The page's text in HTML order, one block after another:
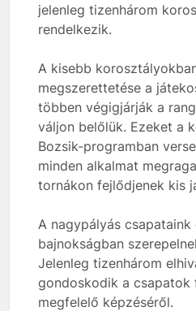
jelenleg tizenhárom
rendelkezik.
A kisebb
megszerettetése a
többen végigjárják a
váljon belőlük. Ezeket a
Bozsik-programban
minden alkalmat
tornákon fejlődjenek kis
A nagypályás csapataink
bajnokságban
Jelenleg tizenhárom
gondoskodik a csapatok
megfelelő képzéséről.